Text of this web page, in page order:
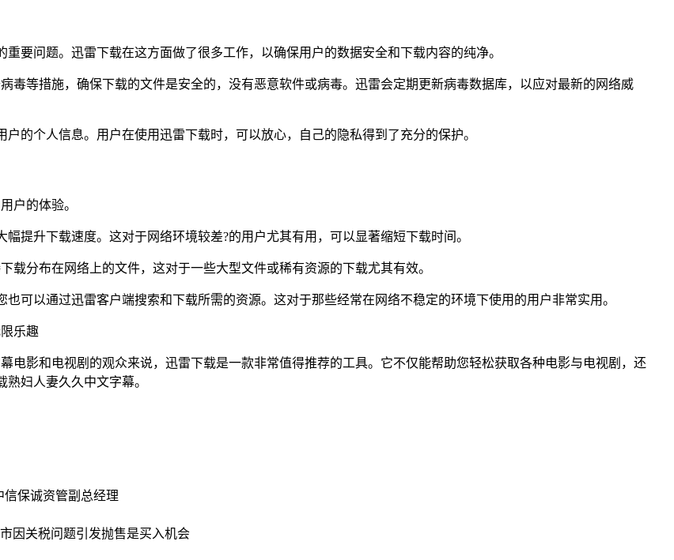
要问题。迅雷下载在这方面做了很多工作，以确保用户的数据安全和下载内容的纯净。
毒等措施，确保下载的文件是安全的，没有恶意软件或病毒。迅雷会定期更新病毒数据库，以应对最新的网络威
的个人信息。用户在使用迅雷下载时，可以放心，自己的隐私得到了充分的保护。
户的体验。
提升下载速度。这对于网络环境较差?的用户尤其有用，可以显著缩短下载时间。
分布在网络上的文件，这对于一些大型文件或稀有资源的下载尤其有效。
可以通过迅雷客户端搜索和下载所需的资源。这对于那些经常在网络不稳定的环境下使用的用户非常实用。
乐趣
电影和电视剧的观众来说，迅雷下载是一款非常值得推荐的工具。它不仅能帮助您轻松获取各种电影与电视剧，还
妇人妻久久中文字幕。
信保诚资管副总经理
因关税问题引发抛售是买入机会